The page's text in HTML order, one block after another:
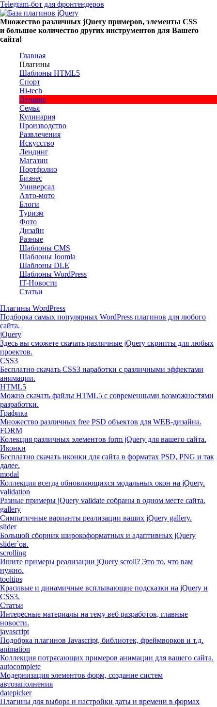
Telegram-бот для фронтендеров
Множество различных jQuery примеров, элементы CSS
и большое количество других инструментов для Вашего
сайта!
Главная
Плагины
Шаблоны HTML5
Спорт
Hi-tech
Лучшие
Семья
Кулинария
Производство
Развлечения
Искусство
Лендинг
Магазин
Портфолио
Бизнес
Универсал
Авто-мото
Блоги
Туризм
Фото
Дизайн
Разные
Шаблоны CMS
Шаблоны Joomla
Шаблоны DLE
Шаблоны WordPress
IT-Новости
Статьи
Плагины WordPress
Подборка самых популярных WordPress плагинов для любого
сайта.
jQuery
Здесь вы сможете скачать различные jQuery скрипты для любых
проектов.
CSS3
Бесплатно скачать CSS3 наработки с различными эффектами
анимации.
HTML5
Можно скачать файлы HTML5 с современными возможностями
разработки.
Графика
Множество различных free PSD объектов для WEB-дизайна.
FORM
Колекция различных элементов form jQuery для вашего сайта.
Иконки
Бесплатно скачать иконки для сайта в форматах PSD, PNG и так
далее.
modal
Коллекция всегда обновляющихся модальных окон на jQuery.
validation
Разные примеры jQuery validate собраны в одном месте сайта.
gallery
Симпатичные варианты реализации ваших jQuery gallery.
slider
Большой сборник широкоформатных и адаптивных jQuery
slider`ов.
scrolling
Ишите примеры реализации jQuery scroll? Это то, что вам
нужно.
tooltips
Красивые и динамичные всплывающие подсказки на jQuery и
CSS3.
Статьи
Интересные материалы на тему веб разработок, главные
новости.
javascript
Подобрка плагинов Javascript, библиотек, фреймворков и т.д.
animation
Коллекция потрясающих примеров анимации для вашего сайта.
autocomplete
Модернизация элементов форм, создание систем
автозаполнения
datepicker
Плагины для выбора и настройки даты и времени в формах